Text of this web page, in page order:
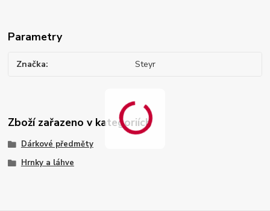
Parametry
Značka Steyr
Zboží zařazeno v kategoriích
Dárkové předměty
Hrnky a láhve